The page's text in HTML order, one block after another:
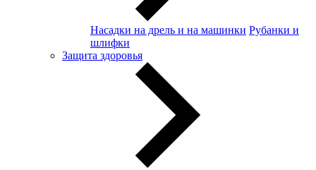
Насадки на дрель и на машинки Рубанки и
шлифки
Защита здоровья